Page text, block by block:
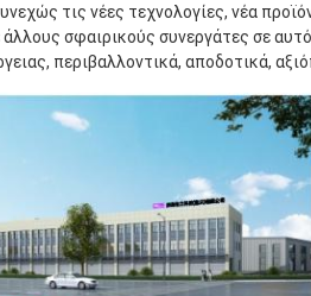
τις νέες τεχνολογίες, νέα
σφαιρικούς συνεργάτες σε
περιβαλλοντικά, αποδοτικά,